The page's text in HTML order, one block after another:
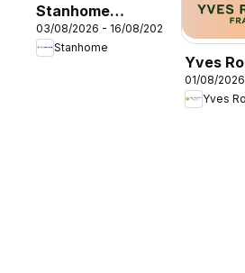
Stanhome
catalogue
03/08/2026 - 16/08/2026
Stanhome
Yves
01/08/
Yves